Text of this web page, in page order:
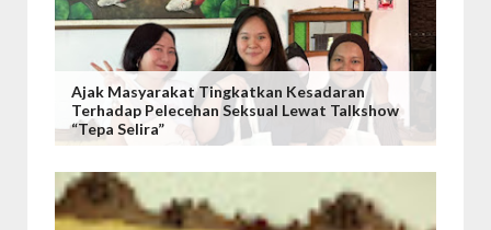
Ajak Masyarakat Tingkatkan Kesadaran
Terhadap Pelecehan Seksual Lewat Talkshow
“Tepa Selira”